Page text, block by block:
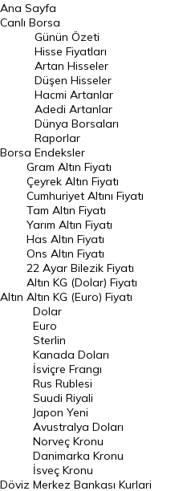
BIST 100 Hisseleri
En Çok Artan Hisseler
En Çok Düşen Hisseler
Hacmi Artanlar
Geçmiş Kapanışlar
Dünya Borsaları
Raporlar
Endeksler
DÖVİZ
Döviz Kuru
Dolar Kuru
Euro Kuru
Pound Kuru
Frank Kuru
Riyal Kuru
Avustralya Doları
Danimarka Kronu Kuru
Kanada Doları Kuru
Norveç Kronu Kuru
Ana Sayfa
Canlı Borsa
Borsa
Günün Özeti
Hisse Fiyatları
Artan Hisseler
Düşen Hisseler
Hacmi Artanlar
Adedi Artanlar
Dünya Borsaları
Raporlar
Endeksler
Altın
Gram Altın Fiyatı
Çeyrek Altın Fiyatı
Cumhuriyet Altını Fiyatı
Tam Altın Fiyatı
Yarım Altın Fiyatı
Has Altın Fiyatı
Ons Altın Fiyatı
22 Ayar Bilezik Fiyatı
Altın KG (Dolar) Fiyatı
Altın KG (Euro) Fiyatı
Döviz
Dolar
Euro
Sterlin
Kanada Doları
İsviçre Frangı
Rus Rublesi
Suudi Riyali
Japon Yeni
Avustralya Doları
Norveç Kronu
Danimarka Kronu
İsveç Kronu
Merkez Bankası Kurlari